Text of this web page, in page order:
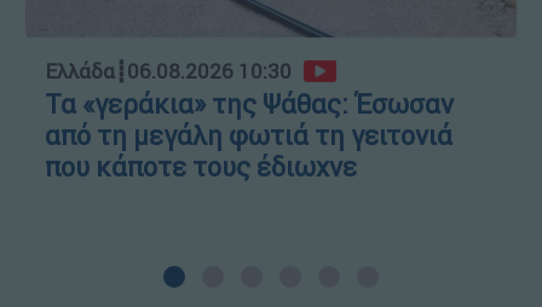
Ελλάδα┋06.08.2026 10:30
Τα «γεράκια» της Ψάθας: Έσωσαν
από τη μεγάλη φωτιά τη γειτονιά
που κάποτε τους έδιωχνε